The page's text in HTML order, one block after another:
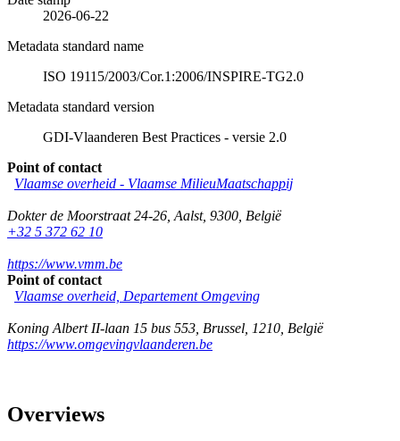
2026-06-22
Metadata standard name
ISO 19115/2003/Cor.1:2006/INSPIRE-TG2.0
Metadata standard version
GDI-Vlaanderen Best Practices - versie 2.0
Point of contact
Vlaamse overheid - Vlaamse MilieuMaatschappij
Dokter de Moorstraat 24-26 Aalst, 9300 België
+32 5 372 62 10
https://www.vmm.be
Point of contact
Vlaamse overheid, Departement Omgeving
Koning Albert II-laan 15 bus 553 Brussel 1210 België
https://www.omgevingvlaanderen.be
Overviews